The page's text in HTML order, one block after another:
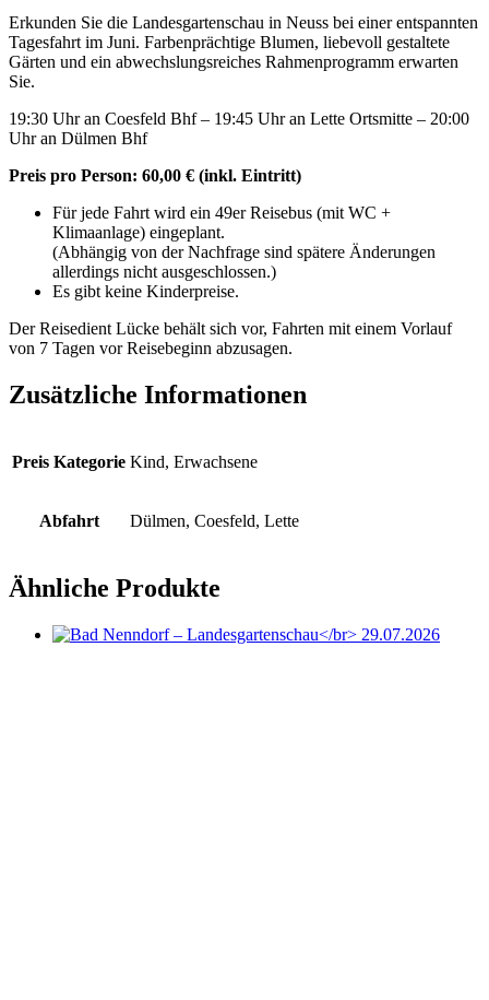
Erkunden Sie die Landesgartenschau in Neuss bei einer entspannten
Tagesfahrt im Juni. Farbenprächtige Blumen, liebevoll gestaltete
Gärten und ein abwechslungsreiches Rahmenprogramm erwarten
Sie.
19:30 Uhr an Coesfeld Bhf – 19:45 Uhr an Lette Ortsmitte – 20:00
Uhr an Dülmen Bhf
Preis pro Person: 60,00 € (inkl. Eintritt)
Für jede Fahrt wird ein 49er Reisebus (mit WC +
Klimaanlage) eingeplant.
(Abhängig von der Nachfrage sind spätere Änderungen
allerdings nicht ausgeschlossen.)
Es gibt keine Kinderpreise.
Der Reisedient Lücke behält sich vor, Fahrten mit einem Vorlauf
von 7 Tagen vor Reisebeginn abzusagen.
Zusätzliche Informationen
Preis Kategorie Kind, Erwachsene
Abfahrt Dülmen, Coesfeld, Lette
Ähnliche Produkte